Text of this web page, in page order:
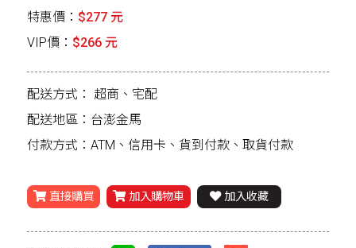
特惠價： $277 元
VIP價： $266 元
配送方式： 超商、宅配
配送地區：台澎金馬
付款方式：ATM、信用卡、貨到付款、取貨付款
直接購買 加入購物車 加入收藏